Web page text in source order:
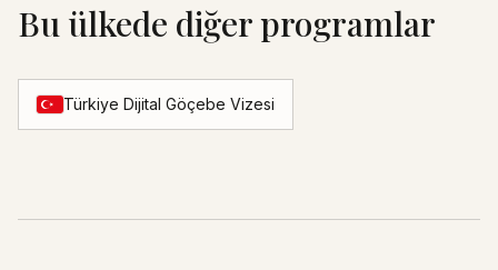
Bu ülkede diğer programlar
Türkiye Dijital Göçebe Vizesi